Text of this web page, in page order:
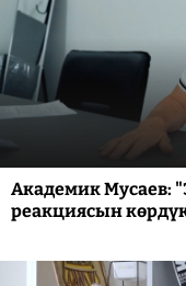
Академик Мусаев:
реакциясын